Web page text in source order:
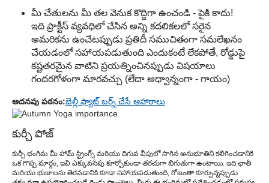
మీ చేతులను మీ తల వెనుక కొద్దిగా ఉంచండి - పైకి కాదు!
ఇది ప్రాక్టీస్ వ్యవధిలో చేసిన అన్ని కదలికలలో సరైన
అమరికను ఉంచేటప్పుడు ప్రతిదీ సముచితంగా సమలేఖనం
చేయడంలో సహాయపడుతుంది ఎందుకంటే లేకపోతే, రోడ్డుపై
కష్టతరమైన వాటిని ప్రయత్నించినప్పుడు విషయాలు
గందరగోళంగా మారవచ్చు (లేదా అధ్వాన్నంగా - గాయం)
అదనపు పఠనం:బెల్లీ ఫ్యాట్ బర్న్ చేసే ఆహారాలు
కుర్చీ పోజ్
కుర్చీ భంగిమ మీ హామ్ స్ట్రింగ్స్ మరియు దిగువ వీపులో సాగిన అనుభూతిని కలిగించడానికి
ఒక గొప్ప మార్గం, ఇవి ఎక్కువసేపు కూర్చోకుండా తరచుగా బిగుతుగా ఉంటాయి. ఇది ఛాతీ
మరియు భుజాలను తెరవడానికి కూడా సహాయపడుతుంది, రోజంతా కూర్చున్నప్పుడు